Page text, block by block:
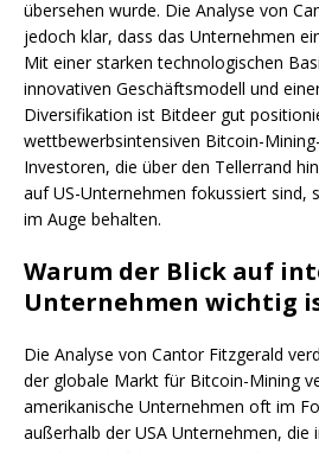
übersehen wurde. Die Analyse von
jedoch klar, dass das Unternehmen
Mit einer starken technologischen
innovativen Geschäftsmodell und
Diversifikation ist Bitdeer gut
wettbewerbsintensiven Bitcoin-
Investoren, die über den Tellerrand
auf US-Unternehmen fokussiert sind,
im Auge behalten.
Warum der Blick auf
Unternehmen wichtig
Die Analyse von Cantor Fitzgerald
der globale Markt für Bitcoin-Mining
amerikanische Unternehmen oft im
außerhalb der USA Unternehmen, die